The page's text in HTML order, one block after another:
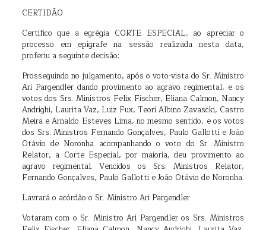
CERTIDÃO
Certifico que a egrégia CORTE ESPECIAL, ao apreciar o
processo em epígrafe na sessão realizada nesta data,
proferiu a seguinte decisão:
Prosseguindo no julgamento, após o voto-vista do Sr. Ministro
Ari Pargendler dando provimento ao agravo regimental, e os
votos dos Srs. Ministros Felix Fischer, Eliana Calmon, Nancy
Andrighi, Laurita Vaz, Luiz Fux, Teori Albino Zavascki, Castro
Meira e Arnaldo Esteves Lima, no mesmo sentido, e os votos
dos Srs. Ministros Fernando Gonçalves, Paulo Gallotti e João
Otávio de Noronha acompanhando o voto do Sr. Ministro
Relator, a Corte Especial, por maioria, deu provimento ao
agravo regimental. Vencidos os Srs. Ministros Relator,
Fernando Gonçalves, Paulo Gallotti e João Otávio de Noronha.
Lavrará o acórdão o Sr. Ministro Ari Pargendler.
Votaram com o Sr. Ministro Ari Pargendler os Srs. Ministros